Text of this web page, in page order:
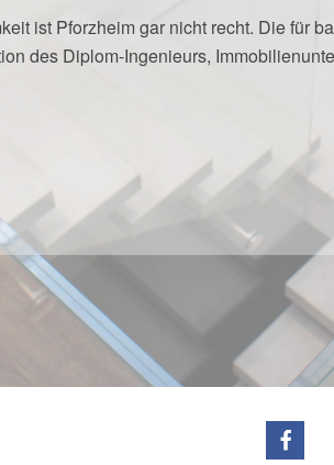
ist Pforzheim gar nicht recht. Die für
des Diplom-Ingenieurs,